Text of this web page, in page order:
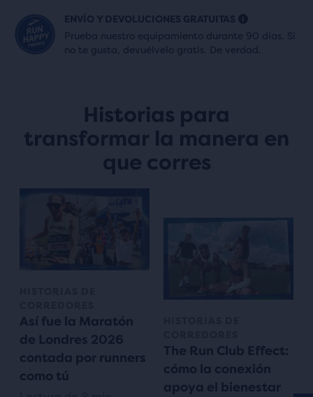
ENVÍO Y DEVOLUCIONES GRATUITAS
Prueba nuestro equipamiento durante 90 días. Si
no te gusta, devuélvelo gratis. De verdad.
Historias para
transformar la manera en
que corres
Así fue la Maratón
de Londres 2026
contada por runners
como tú
The Run Club Effect:
cómo la conexión
apoya el bienestar